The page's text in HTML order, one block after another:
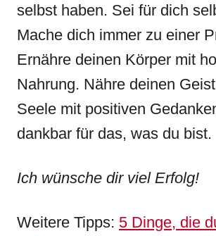
selbst haben. Sei für dich
Mache dich immer zu einer
Ernähre deinen Körper mit
Nahrung. Nähre deinen
Seele mit positiven
dankbar für das, was du bist.
Ich wünsche dir viel Erfolg!
Weitere Tipps: 5 Dinge, die